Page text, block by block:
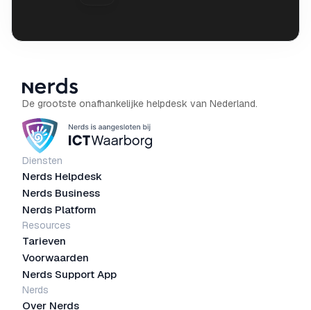
De grootste onafhankelijke helpdesk van Nederland.
Diensten
Nerds Helpdesk
Nerds Business
Nerds Platform
Resources
Tarieven
Voorwaarden
Nerds Support App
Nerds
Over Nerds